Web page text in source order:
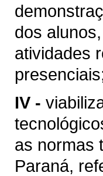
dos
atividades
IV -
as normas
Paraná,